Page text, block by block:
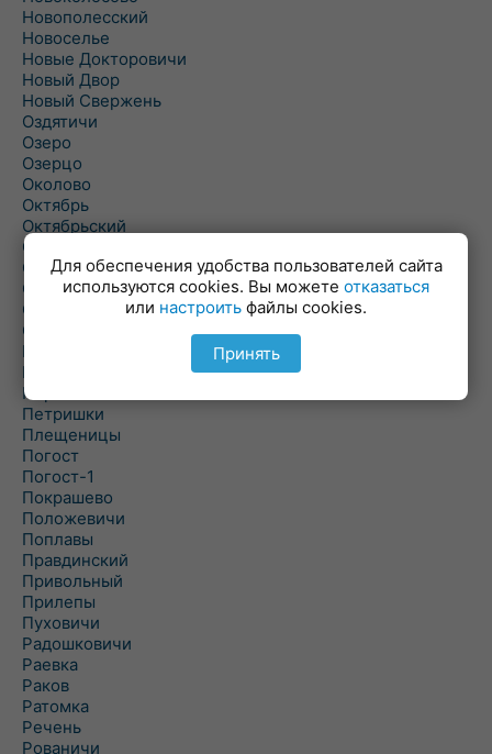
Новополесский
Новоселье
Новые Докторовичи
Новый Двор
Новый Свержень
Оздятичи
Озеро
Озерцо
Околово
Октябрь
Октябрьский
Олехновичи
Омговичи
Оношки
Осовец
Острошицкий Городок
Пасека
Пастовичи
Першаи
Петришки
Плещеницы
Погост
Погост-1
Покрашево
Положевичи
Поплавы
Правдинский
Привольный
Прилепы
Пуховичи
Радошковичи
Раевка
Раков
Ратомка
Речень
Рованичи
Для обеспечения удобства пользователей сайта
используются cookies. Вы можете отказаться
или настроить файлы cookies.
Принять